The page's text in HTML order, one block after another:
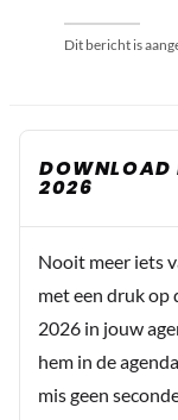
Dit bericht is
DOWNLOAD
2026
Nooit meer iets
met een druk op
2026 in jouw
hem in de
mis geen